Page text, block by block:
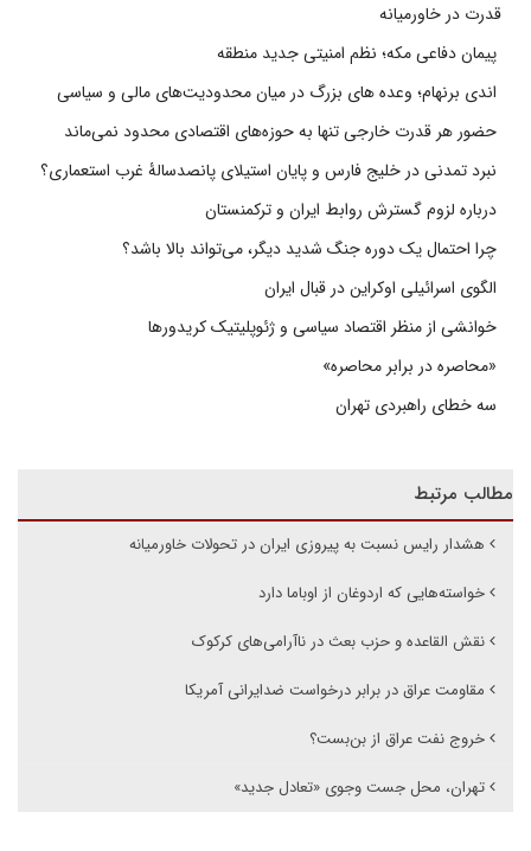
قدرت در خاورمیانه
پیمان دفاعی مکه؛ نظم امنیتی جدید منطقه
اندی برنهام؛ وعده های بزرگ در میان محدودیت‌های مالی و سیاسی
حضور هر قدرت خارجی تنها به حوزه‌های اقتصادی محدود نمی‌ماند
نبرد تمدنی در خلیج فارس و پایان استیلای پانصدسالۀ غرب استعماری؟
درباره لزوم گسترش روابط ایران و ترکمنستان
چرا احتمال یک دوره جنگ شدید دیگر، می‌تواند بالا باشد؟
الگوی اسرائیلی اوکراین در قبال ایران
خوانشی از منظر اقتصاد سیاسی و ژئوپلیتیک کریدورها
«محاصره در برابر محاصره»
سه خطای راهبردی تهران
مطالب مرتبط
هشدار رایس نسبت به پیروزی ایران در تحولات خاورمیانه
خواسته‌هایی که اردوغان از اوباما دارد
نقش القاعده و حزب بعث در ناآرامی‌های کرکوک
مقاومت عراق در برابر درخواست ضدایرانی آمریکا
خروج نفت عراق از بن‌بست؟
تهران، محل جست وجوی «تعادل جدید»